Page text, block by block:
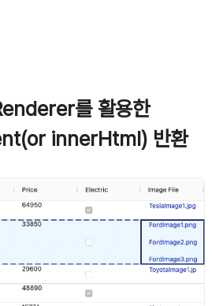
를 활용한
innerHtml) 반환